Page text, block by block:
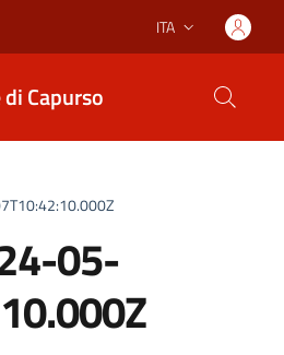
Lingua attiva:
ITA
Capurso
05-